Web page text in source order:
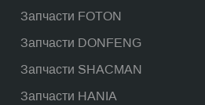
Запчасти FOTON
Запчасти DONFENG
Запчасти SHACMAN
Запчасти HANIA